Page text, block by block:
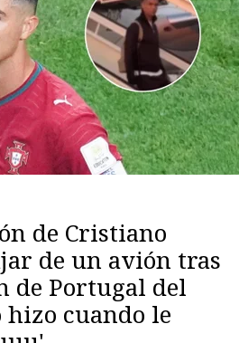
de Cristiano
de un avión tras
de Portugal del
cuando le